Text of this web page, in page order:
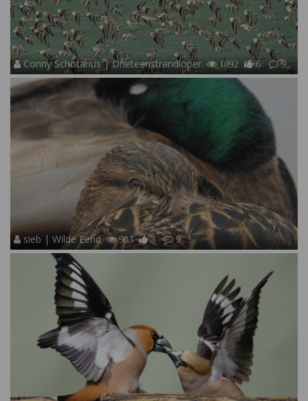
Conny Schotanus | Drieteenstrandloper 1092 6 9
sieb | Wilde Eend 903 3 9